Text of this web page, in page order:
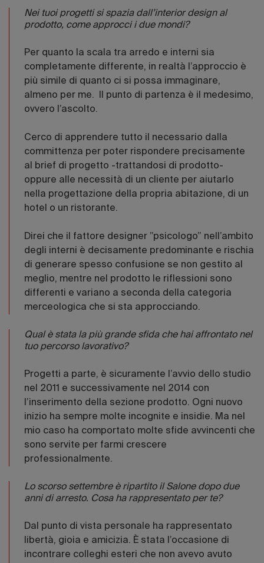
Nei tuoi progetti si spazia dall’interior design al
prodotto, come approcci i due mondi?
Per quanto la scala tra arredo e interni sia
completamente differente, in realtà l’approccio è
più simile di quanto ci si possa immaginare,
almeno per me. Il punto di partenza è il medesimo,
ovvero l’ascolto.
Cerco di apprendere tutto il necessario dalla
committenza per poter rispondere precisamente
al brief di progetto -trattandosi di prodotto-
oppure alle necessità di un cliente per aiutarlo
nella progettazione della propria abitazione, di un
hotel o un ristorante.
Direi che il fattore designer ”psicologo” nell’ambito
degli interni è decisamente predominante e rischia
di generare spesso confusione se non gestito al
meglio, mentre nel prodotto le riflessioni sono
differenti e variano a seconda della categoria
merceologica che si sta approcciando.
Qual è stata la più grande sfida che hai affrontato nel
tuo percorso lavorativo?
Progetti a parte, è sicuramente l’avvio dello studio
nel 2011 e successivamente nel 2014 con
l’inserimento della sezione prodotto. Ogni nuovo
inizio ha sempre molte incognite e insidie. Ma nel
mio caso ha comportato molte sfide avvincenti che
sono servite per farmi crescere
professionalmente.
Lo scorso settembre è ripartito il Salone dopo due
anni di arresto. Cosa ha rappresentato per te?
Dal punto di vista personale ha rappresentato
libertà, gioia e amicizia. È stata l’occasione di
incontrare colleghi esteri che non avevo avuto